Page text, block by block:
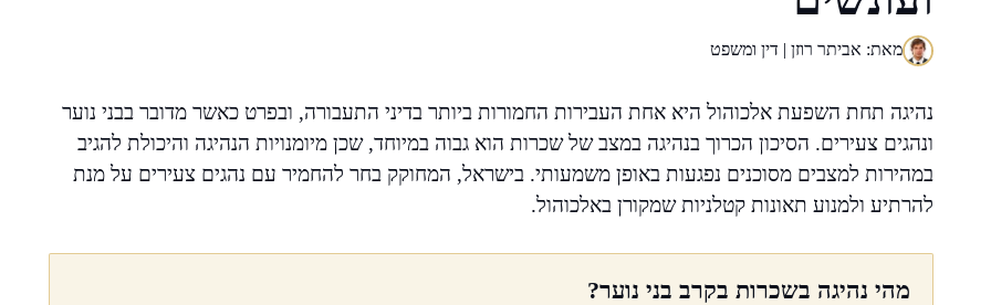
מאת: אביתר רוזן | דין ומשפט
נהיגה תחת השפעת אלכוהול היא אחת העבירות החמורות ביותר בדיני התעבורה, ובפרט כאשר מדובר בבני נוער
ונהגים צעירים. הסיכון הכרוך בנהיגה במצב של שכרות הוא גבוה במיוחד, שכן מיומנויות הנהיגה והיכולת להגיב
במהירות למצבים מסוכנים נפגעות באופן משמעותי. בישראל, המחוקק בחר להחמיר עם נהגים צעירים על מנת
להרתיע ולמנוע תאונות קטלניות שמקורן באלכוהול.
מהי נהיגה בשכרות בקרב בני נוער?